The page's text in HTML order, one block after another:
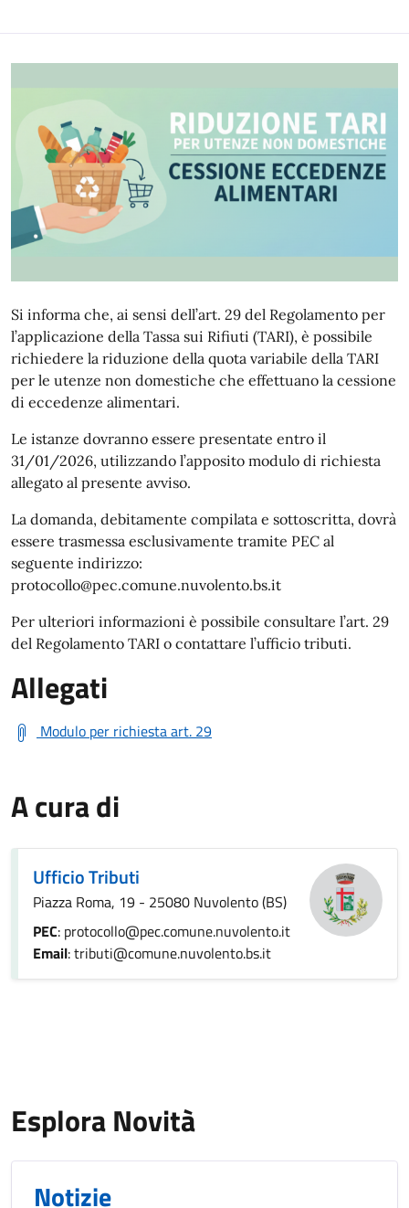
Si informa che, ai sensi dell’art. 29 del Regolamento per
l’applicazione della Tassa sui Rifiuti (TARI), è possibile
richiedere la riduzione della quota variabile della TARI
per le utenze non domestiche che effettuano la cessione
di eccedenze alimentari.
Le istanze dovranno essere presentate entro il
31/01/2026, utilizzando l’apposito modulo di richiesta
allegato al presente avviso.
La domanda, debitamente compilata e sottoscritta, dovrà
essere trasmessa esclusivamente tramite PEC al
seguente indirizzo:
protocollo@pec.comune.nuvolento.bs.it
Per ulteriori informazioni è possibile consultare l’art. 29
del Regolamento TARI o contattare l’ufficio tributi.
Allegati
Modulo per richiesta art. 29
A cura di
Ufficio Tributi
Piazza Roma, 19 - 25080 Nuvolento (BS)
PEC: protocollo@pec.comune.nuvolento.it
Email: tributi@comune.nuvolento.bs.it
Esplora Novità
Notizie